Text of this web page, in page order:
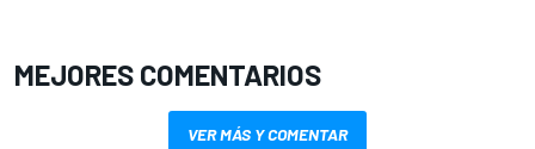
MEJORES COMENTARIOS
VER MÁS Y COMENTAR